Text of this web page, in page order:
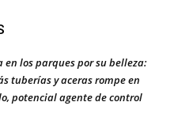
en los parques por su belleza:
tuberías y aceras rompe en
potencial agente de control